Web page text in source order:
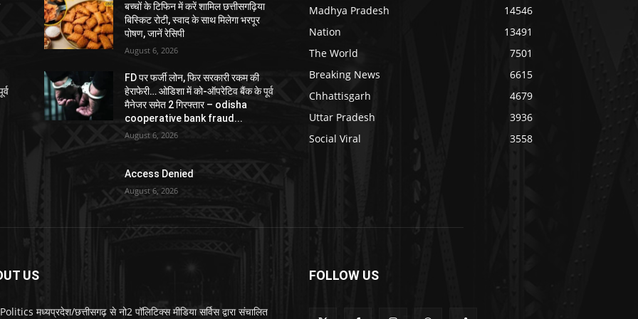
बच्चों के टिफिन में करें शामिल छत्तीसगढ़िया
बिस्किट रोटी, स्वाद के साथ मिलेगा भरपूर
पोषण, जानें रेसिपी
August 6, 2026
FD पर फर्जी लोन, फिर सरकारी रकम की
हेराफेरी… ओडिशा में को-ऑपरेटिव बैंक के पूर्व
मैनेजर समेत 2 गिरफ्तार – odisha
cooperative bank fraud...
August 6, 2026
Access Denied
August 6, 2026
Madhya Pradesh
14546
Nation
13491
The World
7501
Breaking News
6615
Chhattisgarh
4679
Uttar Pradesh
3936
Social Viral
3558
US
मध्यप्रदेश/छत्तीसगढ़ से नो2 पॉलिटिक्स मीडिया सर्विस द्वारा संचालित
FOLLOW US